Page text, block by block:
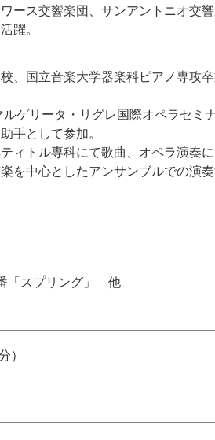
ース交響楽団、サンアントニオ交
躍。
、国立音楽大学器楽科ピアノ専攻
ゲリータ・リグレ国際オペラセミ
手として参加。
ィトル専科にて歌曲、オペラ演奏
を中心としたアンサンブルでの演
「スプリング」 他
）